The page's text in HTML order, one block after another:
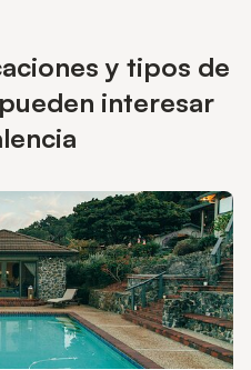
y tipos de
interesar